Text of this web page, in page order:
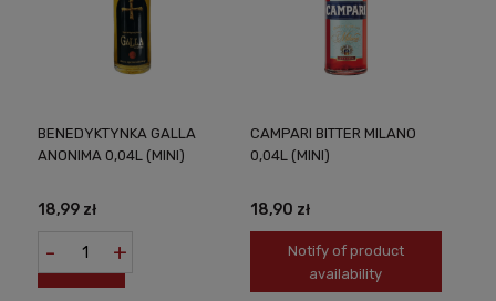
BENEDYKTYNKA GALLA
ANONIMA 0,04L (MINI)
18,99 zł
- +
CAMPARI BITTER MILANO
0,04L (MINI)
18,90 zł
Notify of product
availability